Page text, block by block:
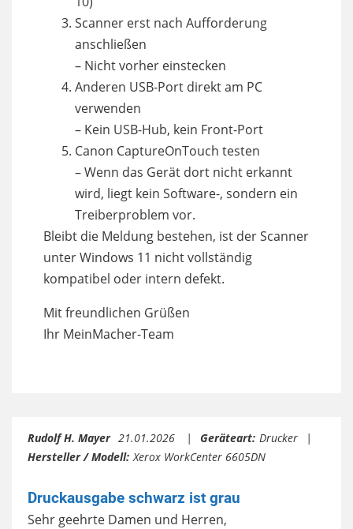
Scanner erst nach Aufforderung
anschließen
– Nicht vorher einstecken
Anderen USB-Port direkt am PC
verwenden
– Kein USB-Hub, kein Front-Port
Canon CaptureOnTouch testen
– Wenn das Gerät dort nicht erkannt
wird, liegt kein Software-, sondern ein
Treiberproblem vor.
Bleibt die Meldung bestehen, ist der Scanner
unter Windows 11 nicht vollständig
kompatibel oder intern defekt.
Mit freundlichen Grüßen
Ihr MeinMacher-Team
Rudolf H. Mayer 21.01.2026 Geräteart: Drucker
Hersteller / Modell: Xerox WorkCenter 6605DN
Druckausgabe schwarz ist grau
Sehr geehrte Damen und Herren,